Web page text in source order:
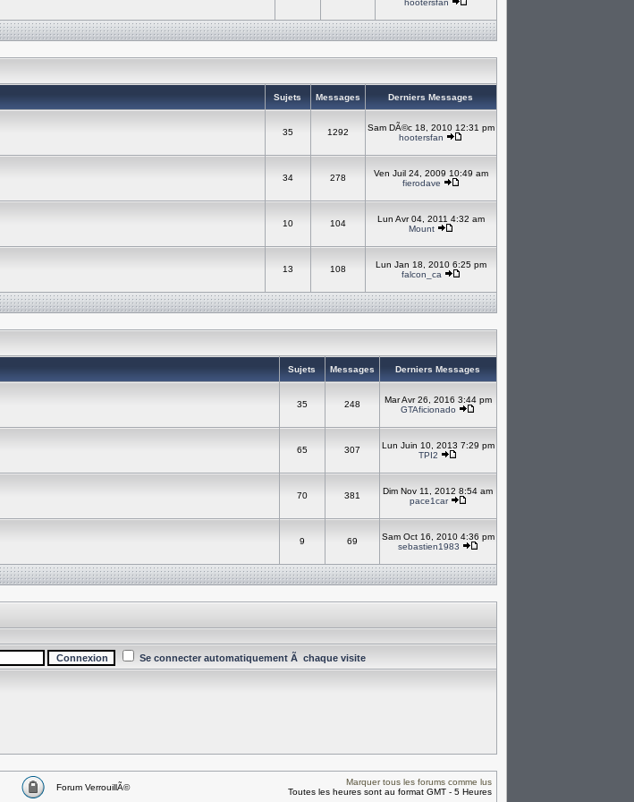
hootersfan
Sujets Messages Derniers Messages
35 1292
Sam DÃ©c 18, 2010 12:31 pm
hootersfan
34 278
Ven Juil 24, 2009 10:49 am
fierodave
10 104
Lun Avr 04, 2011 4:32 am
Mount
13 108
Lun Jan 18, 2010 6:25 pm
falcon_ca
Sujets Messages Derniers Messages
35 248
Mar Avr 26, 2016 3:44 pm
GTAficionado
65 307
Lun Juin 10, 2013 7:29 pm
TPI2
70 381
Dim Nov 11, 2012 8:54 am
pace1car
9 69
Sam Oct 16, 2010 4:36 pm
sebastien1983
Se connecter automatiquement Ã chaque visite
Forum VerrouillÃ©
Marquer tous les forums comme lus
Toutes les heures sont au format GMT - 5 Heures